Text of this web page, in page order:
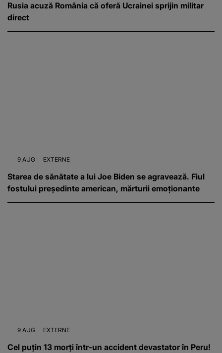
Rusia acuză România că oferă Ucrainei sprijin militar
direct
9 AUG EXTERNE
Starea de sănătate a lui Joe Biden se agravează. Fiul
fostului președinte american, mărturii emoționante
9 AUG EXTERNE
Cel puțin 13 morți într-un accident devastator în Peru!